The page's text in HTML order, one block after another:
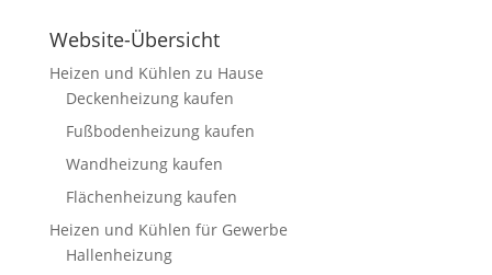
Website-Übersicht
Heizen und Kühlen zu Hause
Deckenheizung kaufen
Fußbodenheizung kaufen
Wandheizung kaufen
Flächenheizung kaufen
Heizen und Kühlen für Gewerbe
Hallenheizung